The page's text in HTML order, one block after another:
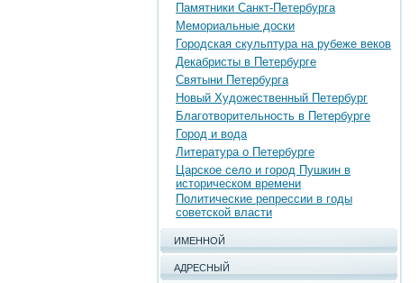
Памятники Санкт-Петербурга
Мемориальные доски
Городская скульптура на рубеже веков
Декабристы в Петербурге
Святыни Петербурга
Новый Художественный Петербург
Благотворительность в Петербурге
Город и вода
Литература о Петербурге
Царское село и город Пушкин в
историческом времени
Политические репрессии в годы
советской власти
ИМЕННОЙ
АДРЕСНЫЙ